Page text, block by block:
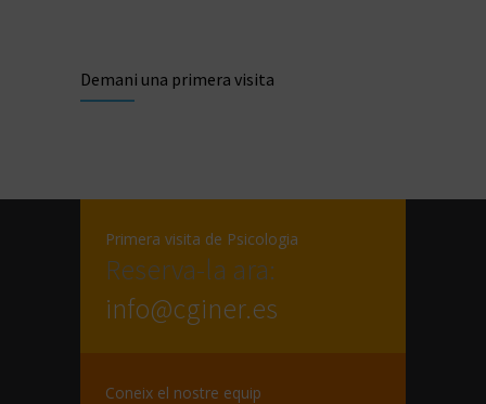
Demani una primera visita
Primera visita de Psicologia
Reserva-la ara:
info@cginer.es
Coneix el nostre equip